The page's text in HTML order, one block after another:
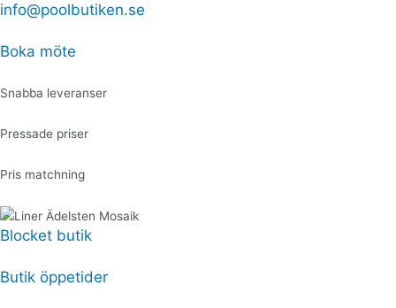
Hoppa
innehåll
info@poolbutiken.se
Boka möte
Snabba leveranser
Pressade priser
Pris matchning
Blocket butik
Butik öppetider
Produktsökning
Produktsökning
Skyddshölje
pump
Expert/pH